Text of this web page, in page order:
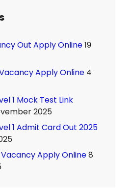
Out Apply Online19
Apply Online 4
1 Mock Test Link
2025
1 Admit Card Out 2025
Vacancy Apply Online8